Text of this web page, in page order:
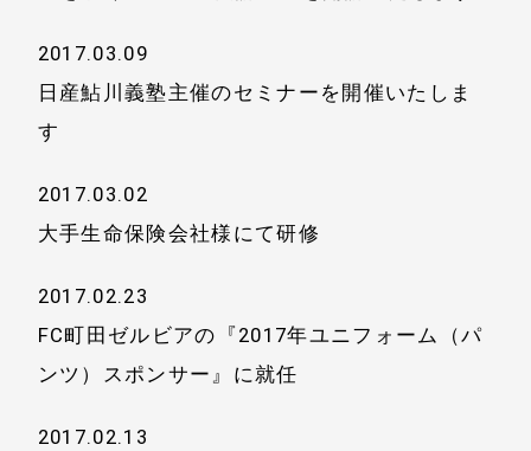
2017.03.09
日産鮎川義塾主催のセミナーを開催いたしま
す
2017.03.02
大手生命保険会社様にて研修
2017.02.23
FC町田ゼルビアの『2017年ユニフォーム（パ
ンツ）スポンサー』に就任
2017.02.13